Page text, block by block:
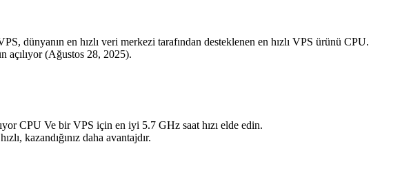
en hızlı veri merkezi tarafından desteklenen en hızlı VPS ürünü CPU.
açılıyor (Ağustos 28, 2025).
CPU Ve bir VPS için en iyi 5.7 GHz saat hızı elde edin.
kazandığınız daha avantajdır.